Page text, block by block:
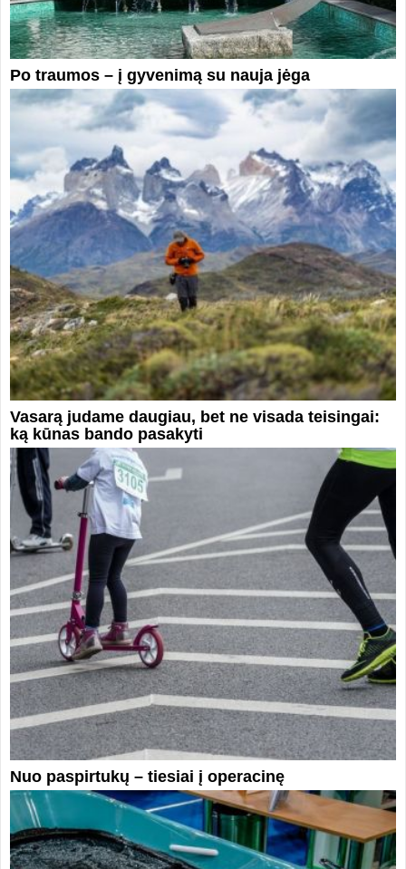
Po traumos – į gyvenimą su nauja jėga
Vasarą judame daugiau, bet ne visada teisingai:
ką kūnas bando pasakyti
Nuo paspirtukų – tiesiai į operacinę